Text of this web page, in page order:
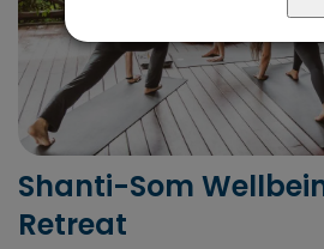
Shanti-Som
Retreat